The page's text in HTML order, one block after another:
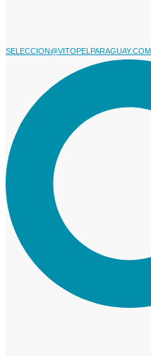
SELECCION@VITOPELPARAGUAY.COM